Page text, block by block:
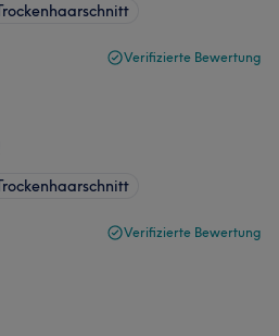
Verifizierte Bewertung
Verifizierte Bewertung